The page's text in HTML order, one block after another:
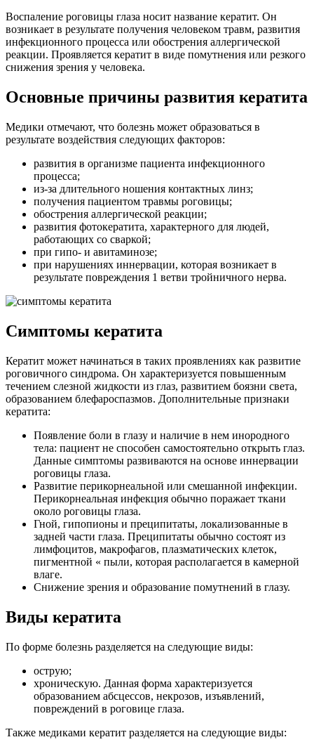
Воспаление роговицы глаза носит название кератит. Он
возникает в результате получения человеком травм, развития
инфекционного процесса или обострения аллергической
реакции. Проявляется кератит в виде помутнения или резкого
снижения зрения у человека.
Основные причины развития кератита
Медики отмечают, что болезнь может образоваться в
результате воздействия следующих факторов:
развития в организме пациента инфекционного
процесса;
из-за длительного ношения контактных линз;
получения пациентом травмы роговицы;
обострения аллергической реакции;
развития фотокератита, характерного для людей,
работающих со сваркой;
при гипо- и авитаминозе;
при нарушениях иннервации, которая возникает в
результате повреждения 1 ветви тройничного нерва.
Симптомы кератита
Кератит может начинаться в таких проявлениях как развитие
роговичного синдрома. Он характеризуется повышенным
течением слезной жидкости из глаз, развитием боязни света,
образованием блефароспазмов. Дополнительные признаки
кератита:
Появление боли в глазу и наличие в нем инородного
тела: пациент не способен самостоятельно открыть глаз.
Данные симптомы развиваются на основе иннервации
роговицы глаза.
Развитие перикорнеальной или смешанной инфекции.
Перикорнеальная инфекция обычно поражает ткани
около роговицы глаза.
Гной, гипопионы и преципитаты, локализованные в
задней части глаза. Преципитаты обычно состоят из
лимфоцитов, макрофагов, плазматических клеток,
пигментной « пыли, которая располагается в камерной
влаге.
Снижение зрения и образование помутнений в глазу.
Виды кератита
По форме болезнь разделяется на следующие виды:
острую;
хроническую. Данная форма характеризуется
образованием абсцессов, некрозов, изъявлений,
повреждений в роговице глаза.
Также медиками кератит разделяется на следующие виды: